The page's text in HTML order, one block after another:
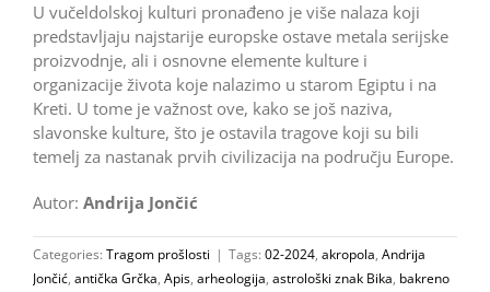
U vučeldolskoj kulturi pronađeno je više nalaza koji
predstavljaju najstarije europske ostave metala serijske
proizvodnje, ali i osnovne elemente kulture i
organizacije života koje nalazimo u starom Egiptu i na
Kreti. U tome je važnost ove, kako se još naziva,
slavonske kulture, što je ostavila tragove koji su bili
temelj za nastanak prvih civilizacija na području Europe.
Autor: Andrija Jončić
Categories: Tragom prošlosti | Tags: 02-2024, akropola, Andrija
Jončić, antička Grčka, Apis, arheologija, astrološki znak Bika, bakreno